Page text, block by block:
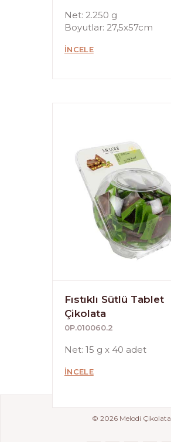
Net: 2.250 g
Boyutlar: 27,5x57cm
İNCELE
Fıstıklı Sütlü Tablet
Çikolata
0P.010060.2
Net: 15 g x 40 adet
İNCELE
© 2026 Melodi Çikolata